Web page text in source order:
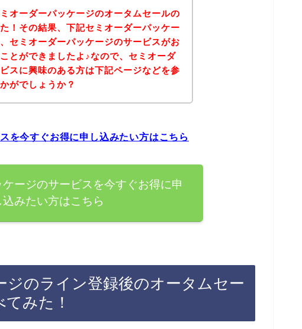
オーダーパッケージのオータムセールの
！その結果、下記セミオーダーパッケー
セミオーダーパッケージのサービスがお
とができましたよ♪なので、セミオーダ
スに興味のある方は下記ページなどを参
がでしょうか？
を今すぐお得に申し込みたい方はこちら
ージのサービスを今すぐお得に申
込みたい方はこちら
ジのライン登録後のオータムセー
みた！